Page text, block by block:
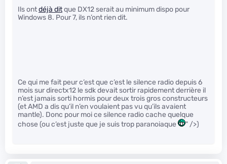
Ils ontdéjà ditque DX12 serait au minimum dispo pour
Windows 8. Pour 7, ils n’ont rien dit.
Ce qui me fait peur c’est que c’est le silence radio depuis 6
mois sur directx12 le sdk devait sortir rapidement derrière il
n’est jamais sorti hormis pour deux trois gros constructeurs
(et AMD a dis qu’il n’en voulaient pas vu qu’ils avaient
mantle). Donc pour moi ce silence radio cache quelque
chose (ou c’est juste que je suis trop paranoiaque
" />)